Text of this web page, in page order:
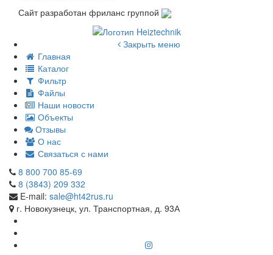
Сайт разработан фриланс группой
Закрыть меню
Главная
Каталог
Фильтр
Файлы
Наши новости
Объекты
Отзывы
О нас
Связаться с нами
8 800 700 85-69
8 (3843) 209 332
E-mail: sale@ht42rus.ru
г. Новокузнецк, ул. Транспортная, д. 93А